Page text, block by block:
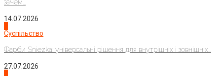
зачем...
14.07.2026
Суспільство
Фарби Sniezka: універсальні рішення для внутрішніх і зовнішніх...
27.07.2026